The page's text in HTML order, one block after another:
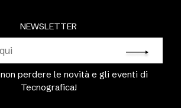
NEWSLETTER
perdere le novità e gli eventi di
Tecnografica!